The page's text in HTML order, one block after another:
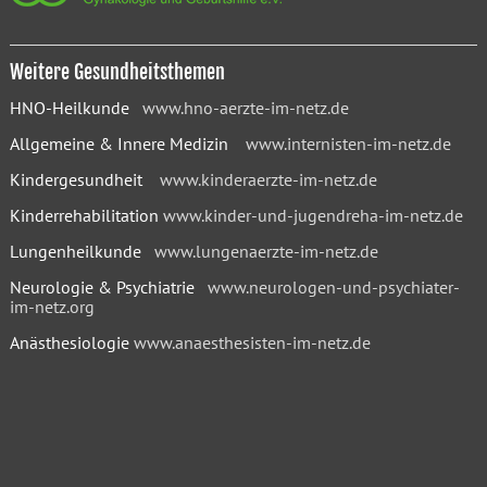
Weitere Gesundheitsthemen
HNO-Heilkunde www.hno-aerzte-im-netz.de
Allgemeine & Innere Medizin www.internisten-im-netz.de
Kindergesundheit www.kinderaerzte-im-netz.de
Kinderrehabilitation www.kinder-und-jugendreha-im-netz.de
Lungenheilkunde www.lungenaerzte-im-netz.de
Neurologie & Psychiatrie www.neurologen-und-psychiater-
im-netz.org
Anästhesiologie www.anaesthesisten-im-netz.de